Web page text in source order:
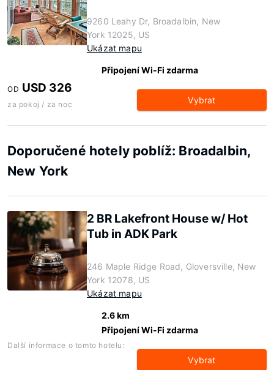
9260 Leahy Dr, Broadalbin, New
York 12025, US
Ukázat mapu
Připojení Wi-Fi zdarma
OD USD 326
za pokoj / za noc Vybrat
Doporučené hotely poblíž: Broadalbin,
New York
2 BR Lakefront House w/ Hot
Tub in ADK Park
246 Maple Ridge Road, Gloversville, New
York 12078, US
Ukázat mapu
2.6 km
Připojení Wi-Fi zdarma
Další informace o tomto hotelu:
Vybrat